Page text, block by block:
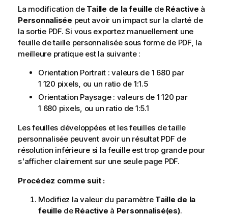
La modification de Taille de la feuille de Réactive à
Personnalisée peut avoir un impact sur la clarté de
la sortie PDF. Si vous exportez manuellement une
feuille de taille personnalisée sous forme de PDF, la
meilleure pratique est la suivante :
Orientation Portrait : valeurs de 1 680 par
1 120 pixels, ou un ratio de 1:1.5
Orientation Paysage : valeurs de 1 120 par
1 680 pixels, ou un ratio de 1:5.1
Les feuilles développées et les feuilles de taille
personnalisée peuvent avoir un résultat PDF de
résolution inférieure si la feuille est trop grande pour
s'afficher clairement sur une seule page PDF.
Procédez comme suit :
Modifiez la valeur du paramètre Taille de la
feuille de Réactive à Personnalisé(es).